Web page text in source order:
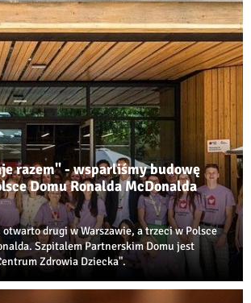
razem" - wsparliśmy budowę
Domu Ronalda McDonalda
drugi w Warszawie, a trzeci w Polsce
Szpitalem Partnerskim Domu jest
Zdrowia Dziecka".